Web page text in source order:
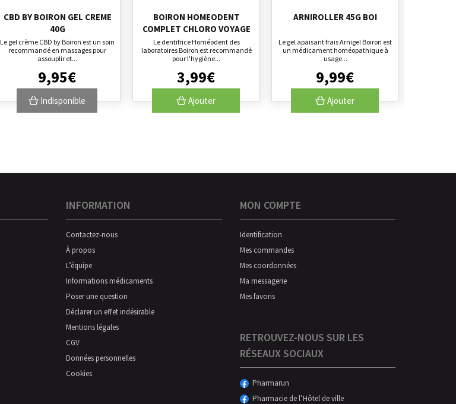
CBD BY BOIRON GEL CREME
40G
Le gel crème CBD by Boiron est un soin
recommandé en massages pour
assouplir et...
9,95€
Indisponible
BOIRON HOMEODENT
COMPLET CHLORO VOYAGE
Le dentifrice Homéodent des
laboratoires Boiron est recommandé
pour l'hygiène...
3,99€
Ajouter
ARNIROLLER 45G BOI
Le gel apaisant frais Arnigel Boiron est
un médicament homéopathique à
usage...
9,99€
Ajouter
INFORMATION
Contactez-nous
À propos
L’équipe
Informations médicaments
Poser une question
Déclarer un effet indésirable
Mentions légales
CGV
Données personnelles
Cookies
MON COMPTE
Identification
Mes commandes
Mes coordonnées
Ma messagerie
Mes favoris
RETROUVEZ-NOUS SUR LES
RÉSEAUX SOCIAUX
Pharmarun
Pharmacie de l’Hôtel de ville